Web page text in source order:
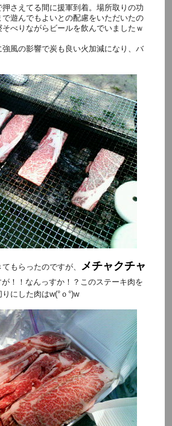
さえてる間に援軍到着。場所取りの功
遊んでもよいとの配慮をいただいたの
べりながらビールを飲んでいましたｗ
風の影響で炭も良い火加減になり、バ
もらったのですが、 メチャクチャ
！！なんっすか！？このステーキ肉を
にした肉はw(°ｏ°)w